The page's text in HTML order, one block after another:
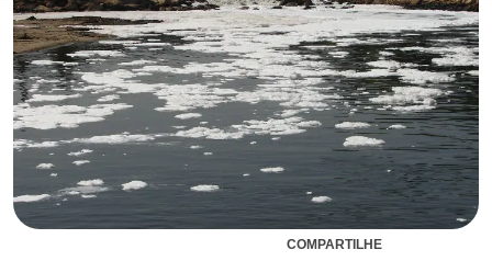
COMPARTILHE